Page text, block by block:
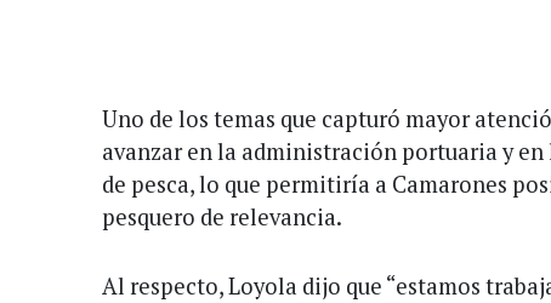
Uno de los temas que capturó mayor
avanzar en la administración portuaria y
de pesca, lo que permitiría a Camarones
pesquero de relevancia.
Al respecto, Loyola dijo que “estamos